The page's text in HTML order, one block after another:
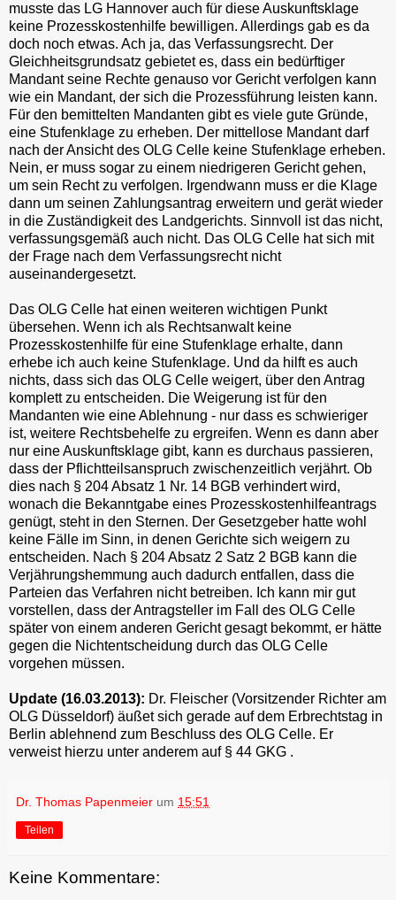
musste das LG Hannover auch für diese Auskunftsklage
keine Prozesskostenhilfe bewilligen. Allerdings gab es da
doch noch etwas. Ach ja, das Verfassungsrecht. Der
Gleichheitsgrundsatz gebietet es, dass ein bedürftiger
Mandant seine Rechte genauso vor Gericht verfolgen kann
wie ein Mandant, der sich die Prozessführung leisten kann.
Für den bemittelten Mandanten gibt es viele gute Gründe,
eine Stufenklage zu erheben. Der mittellose Mandant darf
nach der Ansicht des OLG Celle keine Stufenklage erheben.
Nein, er muss sogar zu einem niedrigeren Gericht gehen,
um sein Recht zu verfolgen. Irgendwann muss er die Klage
dann um seinen Zahlungsantrag erweitern und gerät wieder
in die Zuständigkeit des Landgerichts. Sinnvoll ist das nicht,
verfassungsgemäß auch nicht. Das OLG Celle hat sich mit
der Frage nach dem Verfassungsrecht nicht
auseinandergesetzt.
Das OLG Celle hat einen weiteren wichtigen Punkt
übersehen. Wenn ich als Rechtsanwalt keine
Prozesskostenhilfe für eine Stufenklage erhalte, dann
erhebe ich auch keine Stufenklage. Und da hilft es auch
nichts, dass sich das OLG Celle weigert, über den Antrag
komplett zu entscheiden. Die Weigerung ist für den
Mandanten wie eine Ablehnung - nur dass es schwieriger
ist, weitere Rechtsbehelfe zu ergreifen. Wenn es dann aber
nur eine Auskunftsklage gibt, kann es durchaus passieren,
dass der Pflichtteilsanspruch zwischenzeitlich verjährt. Ob
dies nach § 204 Absatz 1 Nr. 14 BGB verhindert wird,
wonach die Bekanntgabe eines Prozesskostenhilfeantrags
genügt, steht in den Sternen. Der Gesetzgeber hatte wohl
keine Fälle im Sinn, in denen Gerichte sich weigern zu
entscheiden. Nach § 204 Absatz 2 Satz 2 BGB kann die
Verjährungshemmung auch dadurch entfallen, dass die
Parteien das Verfahren nicht betreiben. Ich kann mir gut
vorstellen, dass der Antragsteller im Fall des OLG Celle
später von einem anderen Gericht gesagt bekommt, er hätte
gegen die Nichtentscheidung durch das OLG Celle
vorgehen müssen.
Update (16.03.2013): Dr. Fleischer (Vorsitzender Richter am
OLG Düsseldorf) äußet sich gerade auf dem Erbrechtstag in
Berlin ablehnend zum Beschluss des OLG Celle. Er
verweist hierzu unter anderem auf § 44 GKG .
Dr. Thomas Papenmeier um 15:51
Teilen
Keine Kommentare: